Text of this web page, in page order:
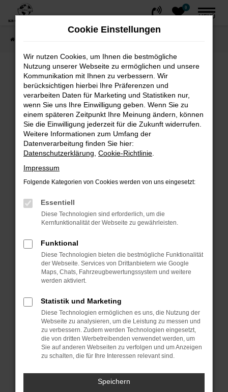
Zum
springen
0
MENÜ
Fehler: Network Error
Beim Laden ist ein Fehler aufgetreten.
Hier sind ein paar Tipps, die dir helfen können:
Überprüfe deine Firewall und deine
Internetverbindung.
Laden andere Webseiten, zum Beispiel
Prüfe deine Browsererweiterungen.
können das Laden bestimmter Seiten
verhindern. Funktioniert die Seite in einem
anderen Browser oder in einem privaten
Fenster?
Starte dein Gerät neu.
Das kann manchmal helfen,
vorübergehende Probleme zu beheben.
Stelle sicher, dass dein Browser und dein
Betriebssystem auf dem neuesten Stand
sind.
Veraltete Software birgt nicht nur ein
Sicherheitsrisiko, sondern kann auch dazu
führen, dass bestimmte Funktionen nicht
mehr unterstützt werden.
Wende dich an den Webseitenbetreiber.
Cookie Einstellungen
Wir nutzen Cookies, um Ihnen die bestmögliche
Nutzung unserer Webseite zu ermöglichen und unsere
Kommunikation mit Ihnen zu verbessern. Wir
berücksichtigen hierbei Ihre Präferenzen und
verarbeiten Daten für Marketing und Statistiken nur,
wenn Sie uns Ihre Einwilligung geben. Wenn Sie zu
einem späteren Zeitpunkt Ihre Meinung ändern, können
Sie die Einwilligung jederzeit für die Zukunft widerrufen.
Weitere Informationen zum Umfang der
Datenverarbeitung finden Sie hier:
Datenschutzerklärung Cookie-Richtlinie
Impressum
Folgende Kategorien von Cookies werden von uns eingesetzt:
Essentiell
Diese Technologien sind erforderlich, um die
Kernfunktionalität der Webseite zu gewährleisten.
Funktional
Diese Technologien bieten die bestmögliche Funktionalität
der Webseite. Services von Drittanbietern wie Google
Maps, Chats, Fahrzeugbewertungssystem und weitere
werden aktiviert.
Statistik und Marketing
Diese Technologien ermöglichen es uns, die Nutzung der
Webseite zu analysieren, um die Leistung zu messen und
zu verbessern. Zudem werden Technologien eingesetzt,
die von dritten Werbetreibenden verwendet werden, um
Sie auf anderen Webseiten zu verfolgen und um Anzeigen
zu schalten, die für Ihre Interessen relevant sind.
Speichern